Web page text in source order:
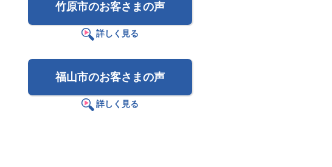
竹原市のお客さまの声
詳しく見る
福山市のお客さまの声
詳しく見る